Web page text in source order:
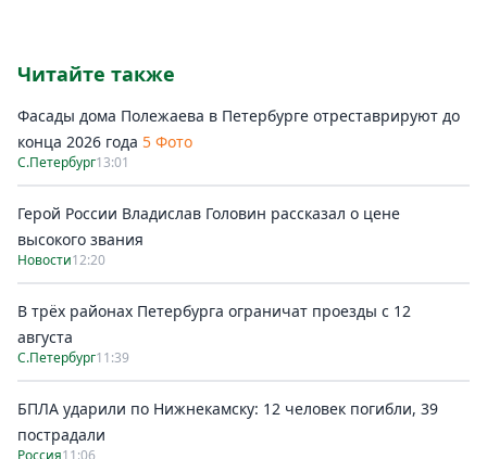
Читайте также
Фасады дома Полежаева в Петербурге отреставрируют до
конца 2026 года 5 Фото
С.Петербург13:01
Герой России Владислав Головин рассказал о цене
высокого звания
Новости12:20
В трёх районах Петербурга ограничат проезды с 12
августа
С.Петербург11:39
БПЛА ударили по Нижнекамску: 12 человек погибли, 39
пострадали
Россия11:06